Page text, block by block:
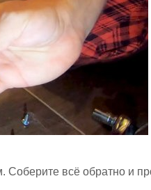
Соберите всё обратно и